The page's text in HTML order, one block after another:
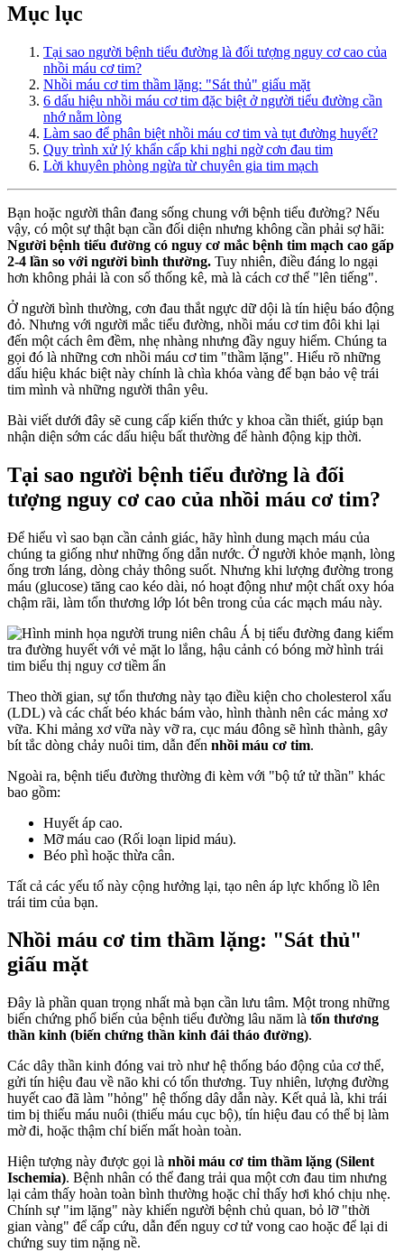
Mục lục
Tại sao người bệnh tiểu đường là đối tượng nguy cơ cao của
nhồi máu cơ tim?
Nhồi máu cơ tim thầm lặng: "Sát thủ" giấu mặt
6 dấu hiệu nhồi máu cơ tim đặc biệt ở người tiểu đường cần
nhớ nằm lòng
Làm sao để phân biệt nhồi máu cơ tim và tụt đường huyết?
Quy trình xử lý khẩn cấp khi nghi ngờ cơn đau tim
Lời khuyên phòng ngừa từ chuyên gia tim mạch
Bạn hoặc người thân đang sống chung với bệnh tiểu đường? Nếu
vậy, có một sự thật bạn cần đối diện nhưng không cần phải sợ hãi:
Người bệnh tiểu đường có nguy cơ mắc bệnh tim mạch cao gấp
2-4 lần so với người bình thường. Tuy nhiên, điều đáng lo ngại
hơn không phải là con số thống kê, mà là cách cơ thể "lên tiếng".
Ở người bình thường, cơn đau thắt ngực dữ dội là tín hiệu báo động
đỏ. Nhưng với người mắc tiểu đường, nhồi máu cơ tim đôi khi lại
đến một cách êm đềm, nhẹ nhàng nhưng đầy nguy hiểm. Chúng ta
gọi đó là những cơn nhồi máu cơ tim "thầm lặng". Hiểu rõ những
dấu hiệu khác biệt này chính là chìa khóa vàng để bạn bảo vệ trái
tim mình và những người thân yêu.
Bài viết dưới đây sẽ cung cấp kiến thức y khoa cần thiết, giúp bạn
nhận diện sớm các dấu hiệu bất thường để hành động kịp thời.
Tại sao người bệnh tiểu đường là đối
tượng nguy cơ cao của nhồi máu cơ tim?
Để hiểu vì sao bạn cần cảnh giác, hãy hình dung mạch máu của
chúng ta giống như những ống dẫn nước. Ở người khỏe mạnh, lòng
ống trơn láng, dòng chảy thông suốt. Nhưng khi lượng đường trong
máu (glucose) tăng cao kéo dài, nó hoạt động như một chất oxy hóa
chậm rãi, làm tổn thương lớp lót bên trong của các mạch máu này.
Theo thời gian, sự tổn thương này tạo điều kiện cho cholesterol xấu
(LDL) và các chất béo khác bám vào, hình thành nên các mảng xơ
vữa. Khi mảng xơ vữa này vỡ ra, cục máu đông sẽ hình thành, gây
bít tắc dòng chảy nuôi tim, dẫn đến nhồi máu cơ tim.
Ngoài ra, bệnh tiểu đường thường đi kèm với "bộ tứ tử thần" khác
bao gồm:
Huyết áp cao.
Mỡ máu cao (Rối loạn lipid máu).
Béo phì hoặc thừa cân.
Tất cả các yếu tố này cộng hưởng lại, tạo nên áp lực khổng lồ lên
trái tim của bạn.
Nhồi máu cơ tim thầm lặng: "Sát thủ"
giấu mặt
Đây là phần quan trọng nhất mà bạn cần lưu tâm. Một trong những
biến chứng phổ biến của bệnh tiểu đường lâu năm là tổn thương
thần kinh (biến chứng thần kinh đái tháo đường).
Các dây thần kinh đóng vai trò như hệ thống báo động của cơ thể,
gửi tín hiệu đau về não khi có tổn thương. Tuy nhiên, lượng đường
huyết cao đã làm "hỏng" hệ thống dây dẫn này. Kết quả là, khi trái
tim bị thiếu máu nuôi (thiếu máu cục bộ), tín hiệu đau có thể bị làm
mờ đi, hoặc thậm chí biến mất hoàn toàn.
Hiện tượng này được gọi là nhồi máu cơ tim thầm lặng (Silent
Ischemia). Bệnh nhân có thể đang trải qua một cơn đau tim nhưng
lại cảm thấy hoàn toàn bình thường hoặc chỉ thấy hơi khó chịu nhẹ.
Chính sự "im lặng" này khiến người bệnh chủ quan, bỏ lỡ "thời
gian vàng" để cấp cứu, dẫn đến nguy cơ tử vong cao hoặc để lại di
chứng suy tim nặng nề.